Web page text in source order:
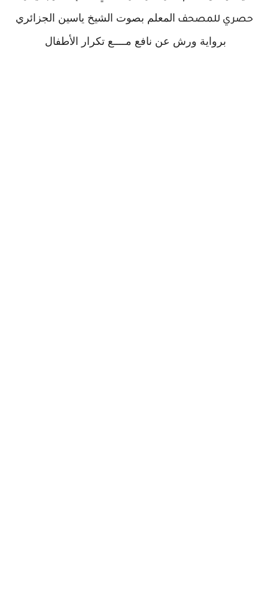
للمصحفالمعلم بصوت الشيخ ياسين الجزائري
ورش عن نافع مــــع تكرار الأطفال